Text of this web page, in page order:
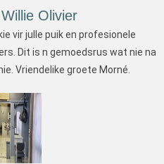
Olivier
vir julle puik en profesionele
Dit is n gemoedsrus wat nie na
Vriendelike groete Morné.